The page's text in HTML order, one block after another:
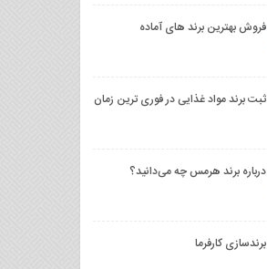
فروش بهترین برند های آماده
ثبت برند مواد غذایی در فوری ترین زمان
درباره برند هرمس چه می‌دانید؟
برندسازی کارفرما